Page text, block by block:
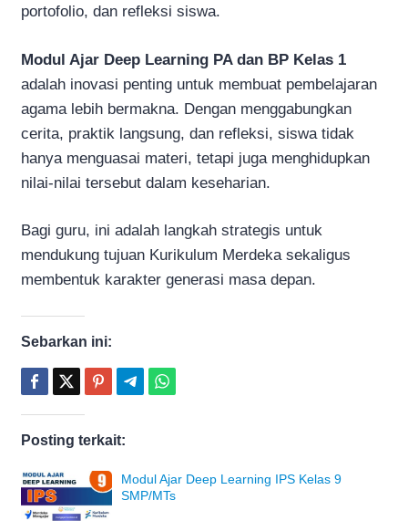
portofolio, dan refleksi siswa.
Modul Ajar Deep Learning PA dan BP Kelas 1
adalah inovasi penting untuk membuat pembelajaran
agama lebih bermakna. Dengan menggabungkan
cerita, praktik langsung, dan refleksi, siswa tidak
hanya menguasai materi, tetapi juga menghidupkan
nilai-nilai tersebut dalam keseharian.
Bagi guru, ini adalah langkah strategis untuk
mendukung tujuan Kurikulum Merdeka sekaligus
membentuk karakter generasi masa depan.
Sebarkan ini:
Posting terkait:
Modul Ajar Deep Learning IPS Kelas 9
SMP/MTs